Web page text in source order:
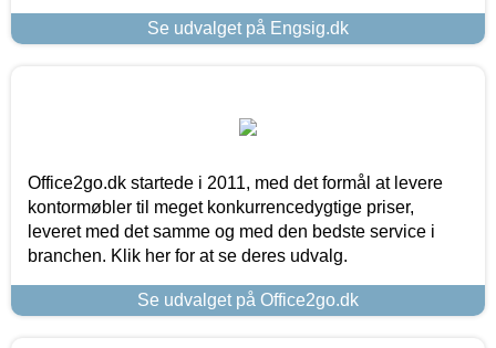
Se udvalget på Engsig.dk
Office2go.dk startede i 2011, med det formål at levere
kontormøbler til meget konkurrencedygtige priser,
leveret med det samme og med den bedste service i
branchen. Klik her for at se deres udvalg.
Se udvalget på Office2go.dk